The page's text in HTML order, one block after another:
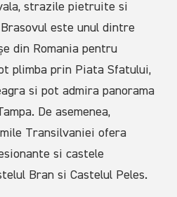
strazile pietruite si
este unul dintre
din Romania pentru
plimba prin Piata Sfatului,
si pot admira panorama
De asemenea,
Transilvaniei ofera
si castele
Bran si Castelul Peles.